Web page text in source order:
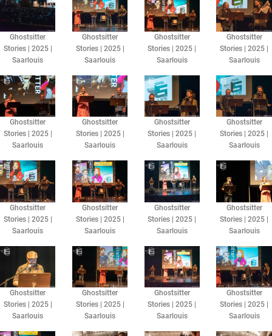
Ghostsitter
Stories | 2025 |
Saarlouis
Ghostsitter
Stories | 2025 |
Saarlouis
Ghostsitter
Stories | 2025 |
Saarlouis
Ghostsitter
Stories | 2025 |
Saarlouis
Ghostsitter
Stories | 2025 |
Saarlouis
Ghostsitter
Stories | 2025 |
Saarlouis
Ghostsitter
Stories | 2025 |
Saarlouis
Ghostsitter
Stories | 2025 |
Saarlouis
Ghostsitter
Stories | 2025 |
Saarlouis
Ghostsitter
Stories | 2025 |
Saarlouis
Ghostsitter
Stories | 2025 |
Saarlouis
Ghostsitter
Stories | 2025 |
Saarlouis
Ghostsitter
Stories | 2025 |
Saarlouis
Ghostsitter
Stories | 2025 |
Saarlouis
Ghostsitter
Stories | 2025 |
Saarlouis
Ghostsitter
Stories | 2025 |
Saarlouis